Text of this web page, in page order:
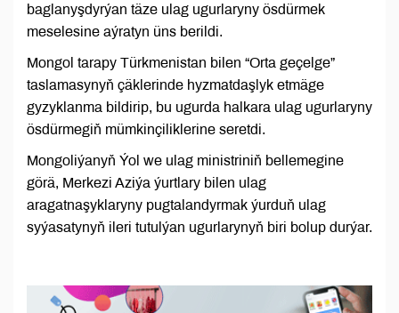
baglanyşdyrýan täze ulag ugurlaryny ösdürmek
meselesine aýratyn üns berildi.
Mongol tarapy Türkmenistan bilen “Orta geçelge”
taslamasynyň çäklerinde hyzmatdaşlyk etmäge
gyzyklanma bildirip, bu ugurda halkara ulag ugurlaryny
ösdürmegiň mümkinçiliklerine seretdi.
Mongoliýanyň Ýol we ulag ministriniň bellemegine
görä, Merkezi Aziýa ýurtlary bilen ulag
aragatnaşyklaryny pugtalandyrmak ýurduň ulag
syýasatynyň ileri tutulýan ugurlarynyň biri bolup durýar.